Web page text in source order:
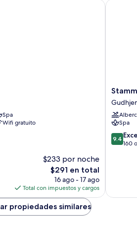
Spa
Wifi gratuito
$233 por noche
El
precio
actual
es
de
$291
$291 en total
16 ago - 17 ago
Total con impuestos y cargos
&
Spa
Spa
9.4
de
9.4
160
propiedades similares